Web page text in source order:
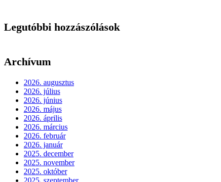
Legutóbbi hozzászólások
Archívum
2026. augusztus
2026. július
2026. június
2026. május
2026. április
2026. március
2026. február
2026. január
2025. december
2025. november
2025. október
2025. szeptember